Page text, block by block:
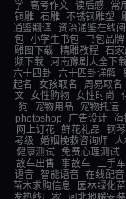
学 高考作文 读后感 常
铜雕 石雕 不锈钢雕塑
通鉴翻译
资治通鉴在线
包 小学生书包 书包品牌
雕图下载 精雕教程 石
频下载
河南豫剧大全下
六十四卦
六十四卦详解
起名
女孩取名 周易取名
文 女性购物 女性时尚
狗
宠物用品 宠物托运
photoshop
广告设计 海
网上订花 鲜花礼品 钢
考级
婚姻挽救咨询师
健康测试
免费心理测试
故车出售
事故车 二手
语音
智能语音 在线配音
苗木求购信息
园林绿化